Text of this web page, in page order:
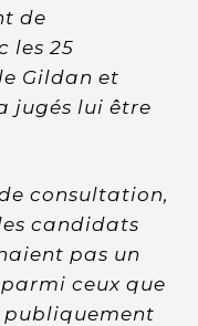
de
les 25
Gildan et
jugés lui être
consultation,
candidats
pas un
ceux que
publiquement